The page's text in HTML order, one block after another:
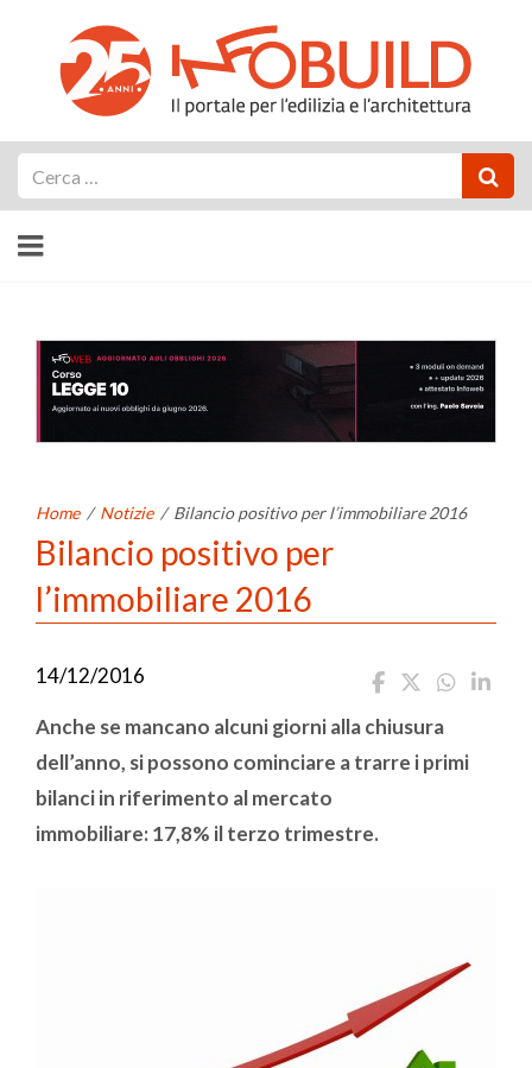
Home / Notizie / Bilancio positivo per l’immobiliare 2016
Bilancio positivo per
l’immobiliare 2016
14/12/2016
Anche se mancano alcuni giorni alla chiusura
dell’anno, si possono cominciare a trarre i primi
bilanci in riferimento al mercato
immobiliare: 17,8% il terzo trimestre.